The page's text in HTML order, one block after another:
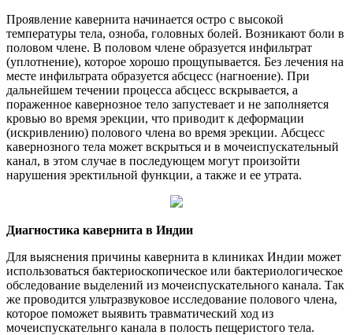
Проявление кавернита начинается остро с высокой
температуры тела, озноба, головных болей. Возникают боли в
половом члене. В половом члене образуется инфильтрат
(уплотнение), которое хорошо прощупывается. Без лечения на
месте инфильтрата образуется абсцесс (нагноение). При
дальнейшем течении процесса абсцесс вскрывается, а
пораженное кавернозное тело запустевает и не заполняется
кровью во время эрекции, что приводит к деформации
(искривлению) полового члена во время эрекции. Абсцесс
кавернозного тела может вскрыться и в мочеиспускательный
канал, в этом случае в последующем могут произойти
нарушения эректильной функции, а также и ее утрата.
Диагностика кавернита в Индии
Для выяснения причины кавернита в клиниках Индии может
использоваться бактериоскопическое или бактериологическое
обследование выделений из мочеиспускательного канала. Так
же проводится ультразвуковое исследование полового члена,
которое поможет выявить травматический ход из
мочеиспускательнго канала в полость пещеристого тела.